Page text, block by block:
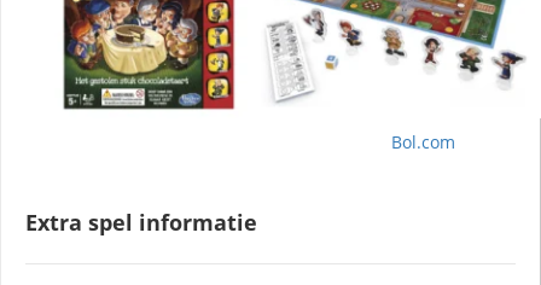
Bol.com
Extra spel informatie